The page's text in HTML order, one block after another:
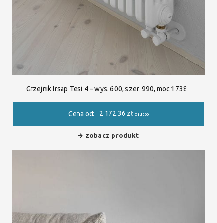
Grzejnik Irsap Tesi 4 – wys. 600, szer. 990, moc 1738
Cena od: 2 172.36 zł brutto
zobacz produkt